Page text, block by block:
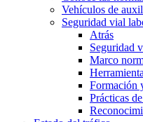
Vehículos de
Seguridad vial
Atrás
Seguridad
Marco
Formación
Prácticas